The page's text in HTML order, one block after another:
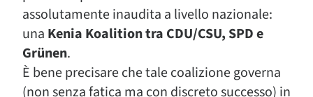
assolutamente inaudita a livello nazionale:
una Kenia Koalition tra CDU/CSU, SPD e
Grünen.
È bene precisare che tale coalizione governa
(non senza fatica ma con discreto successo) in